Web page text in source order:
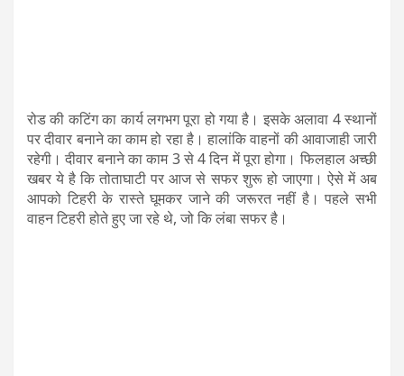
रोड की कटिंग का कार्य लगभग पूरा हो गया है। इसके अलावा 4 स्थानों
पर दीवार बनाने का काम हो रहा है। हालांकि वाहनों की आवाजाही जारी
रहेगी। दीवार बनाने का काम 3 से 4 दिन में पूरा होगा। फिलहाल अच्छी
खबर ये है कि तोताघाटी पर आज से सफर शुरू हो जाएगा। ऐसे में अब
आपको टिहरी के रास्ते घूमकर जाने की जरूरत नहीं है। पहले सभी
वाहन टिहरी होते हुए जा रहे थे, जो कि लंबा सफर है।